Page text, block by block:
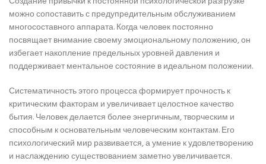
можно сопоставить с предупредительным обслуживанием
многосоставного аппарата. Когда человек постоянно
посвящает внимание своему эмоциональному положению, он
избегает накопление предельных уровней давления и
поддерживает ментальное состояние в идеальном положении.
Систематичность этого процесса формирует прочность к
критическим факторам и увеличивает целостное качество
бытия. Человек делается более энергичным, творческим и
способным к основательным человеческим контактам. Его
психологический мир развивается, а умение к удовлетворению
и наслаждению существованием заметно увеличивается.